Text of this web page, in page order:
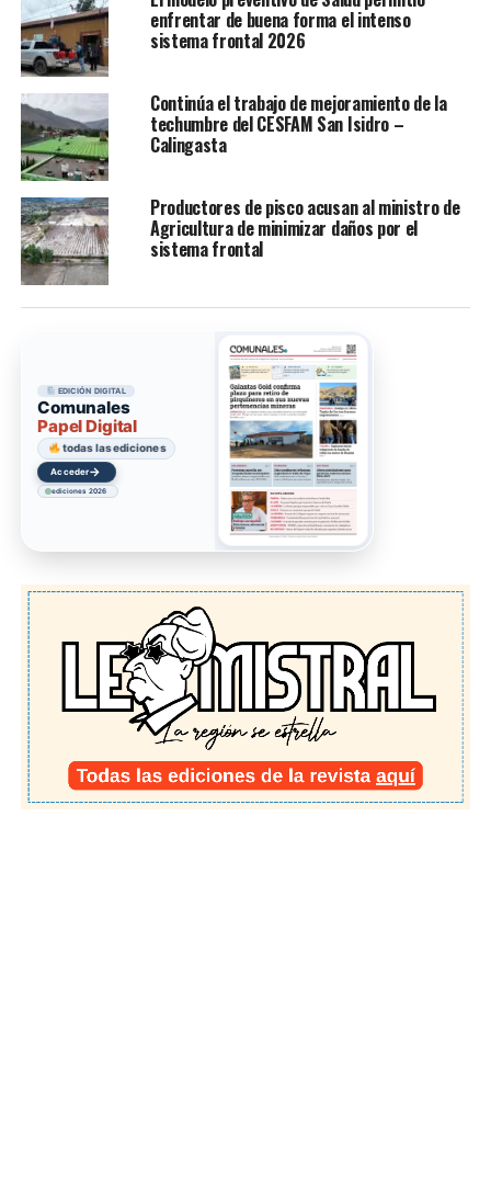
enfrentar de buena forma el intenso
sistema frontal 2026
Continúa el trabajo de mejoramiento de la
techumbre del CESFAM San Isidro –
Calingasta
Productores de pisco acusan al ministro de
Agricultura de minimizar daños por el
sistema frontal
EDICIÓN DIGITAL
Comunales
Papel Digital
todas las ediciones
Acceder→
ediciones 2026